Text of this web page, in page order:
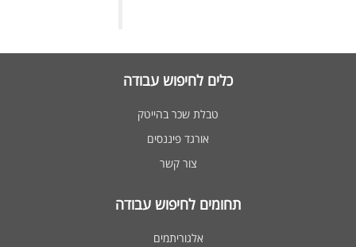
כלים לחיפוש עבודה
טבלת שכר בהייטק
אורגד פיננסים
צור קשר
תחומים לחיפוש עבודה
אלגוריתמים